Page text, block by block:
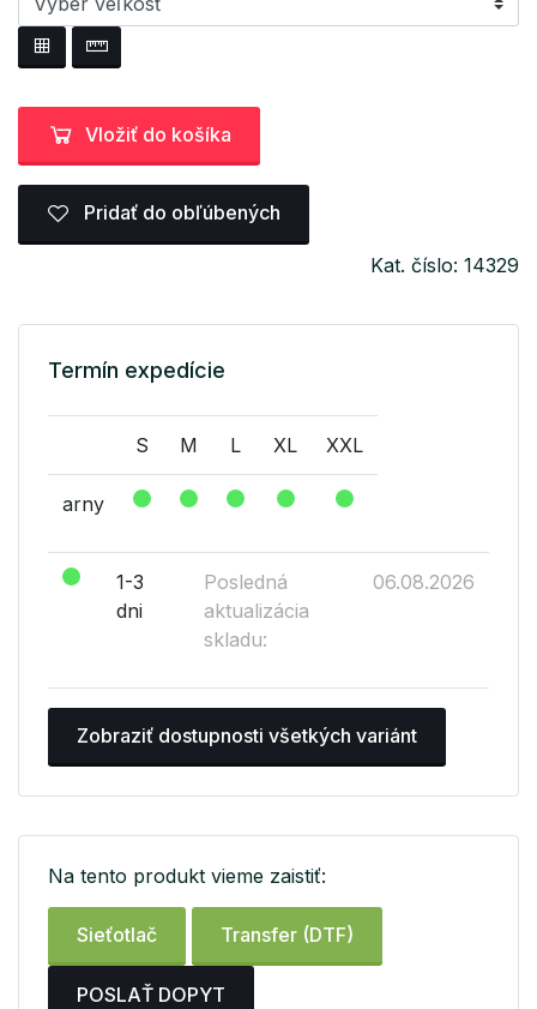
Vložiť do košíka
Pridať do obľúbených
Kat. číslo: 14329
Termín expedície
S M L XL XXL
arny
1-3
dni
Posledná
aktualizácia
skladu:
06.08.2026
Zobraziť dostupnosti všetkých variánt
Na tento produkt vieme zaistiť:
Sieťotlač Transfer (DTF)
POSLAŤ DOPYT